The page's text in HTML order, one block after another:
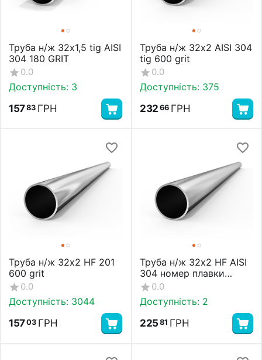
Труба н/ж 32х1,5 tig AISI
304 180 GRIT
0.0
Доступність: 3
15783 ГРН
Труба н/ж 32х2 AISI 304
tig 600 grit
0.0
Доступність: 375
232 66 ГРН
Труба н/ж 32х2 HF 201
600 grit
0.0
Доступність: 3044
15703 ГРН
Труба н/ж 32х2 HF AISI
304 номер плавки
43030
0.0
Доступність: 2
225 81 ГРН